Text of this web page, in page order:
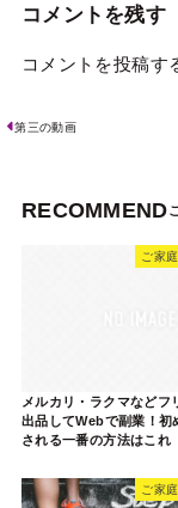
コメントを残す
コメントを投稿す
第三の動画
RECOMMEND
ご家
メルカリ・ラクマなどフ
出品してWebで副業！初
される一番の方法はこれ
ご家